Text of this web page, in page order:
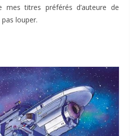
mes titres préférés d’auteure de
louper.